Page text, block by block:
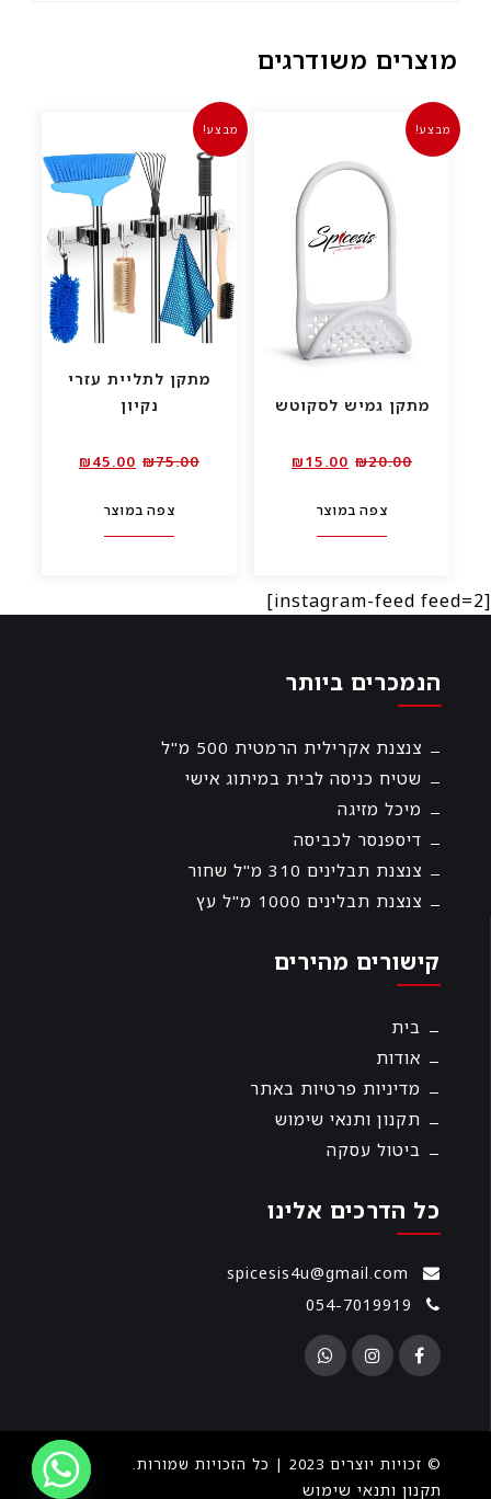
מוצרים משודרגים
מבצע!
מתקן גמיש לסקוטש
₪20.00
המחיר
היה:
₪20.00.
₪15.00
צפה במוצר
מבצע!
מתקן לתליית עזרי
נקיון
₪75.00
המחיר
היה:
₪75.00.
₪45.00
צפה במוצר
[instagram-feed feed=2]
הנמכרים ביותר
צנצנת אקרילית הרמטית 500 מ"ל
שטיח כניסה לבית במיתוג אישי
מיכל מזיגה
דיספנסר לכביסה
צנצנת תבלינים 310 מ"ל שחור
צנצנת תבלינים 1000 מ"ל עץ
קישורים מהירים
בית
אודות
מדיניות פרטיות באתר
תקנון ותנאי שימוש
ביטול עסקה
כל הדרכים אלינו
spicesis4u@gmail.com
054-7019919
© זכויות יוצרים 2023 | כל הזכויות שמורות.
תקנון ותנאי שימוש